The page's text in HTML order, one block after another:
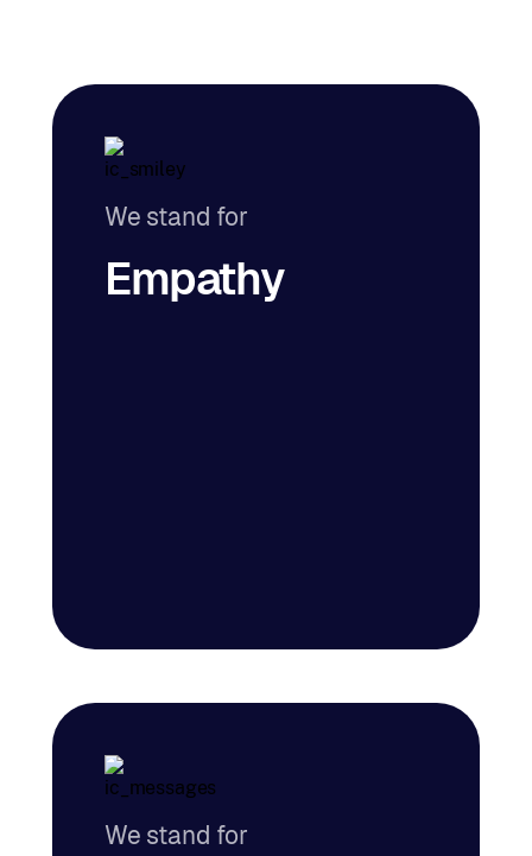
We stand for
Empathy
We stand for